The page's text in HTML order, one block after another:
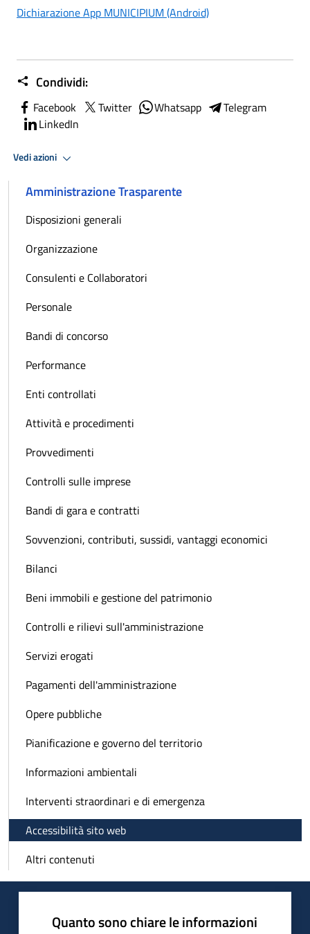
Dichiarazione App MUNICIPIUM (Android)
Condividi:
Facebook Twitter Whatsapp
Telegram
LinkedIn
Vedi azioni
Amministrazione Trasparente
Disposizioni generali
Organizzazione
Consulenti e Collaboratori
Personale
Bandi di concorso
Performance
Enti controllati
Attività e procedimenti
Provvedimenti
Controlli sulle imprese
Bandi di gara e contratti
Sovvenzioni, contributi, sussidi, vantaggi economici
Bilanci
Beni immobili e gestione del patrimonio
Controlli e rilievi sull'amministrazione
Servizi erogati
Pagamenti dell'amministrazione
Opere pubbliche
Pianificazione e governo del territorio
Informazioni ambientali
Interventi straordinari e di emergenza
Accessibilità sito web
Altri contenuti
Quanto sono chiare le informazioni